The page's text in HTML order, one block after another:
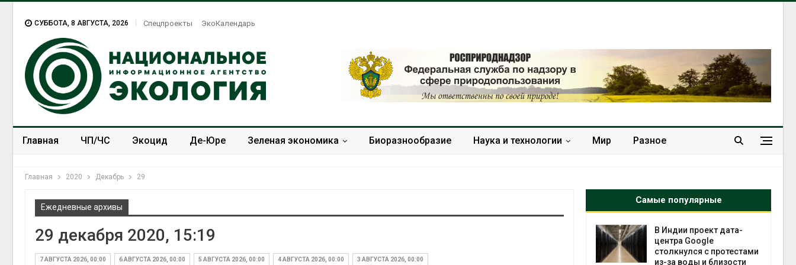
СУББОТА, 8 АВГУСТА, 2026 Спецпроекты ЭкоКалендарь
Главная ЧП/ЧС Экоцид Де-Юре Зеленая экономика Биоразнообразие Наука и технологии Мир Разное
Главная 2020 Декабрь 29
Ежедневные архивы
29 декабря 2020, 15:19
7 АВГУСТА 2026, 00:00 6 АВГУСТА 2026, 00:00 5 АВГУСТА 2026, 00:00 4 АВГУСТА 2026, 00:00 3 АВГУСТА 2026, 00:00
Самые популярные
переживать жару
В Индии проект дата-
центра Google
столкнулся с протестами
из-за воды и близости